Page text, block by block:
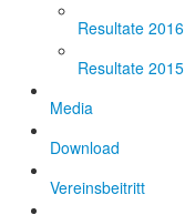
Resultate 2016
Resultate 2015
Media
Download
Vereinsbeitritt